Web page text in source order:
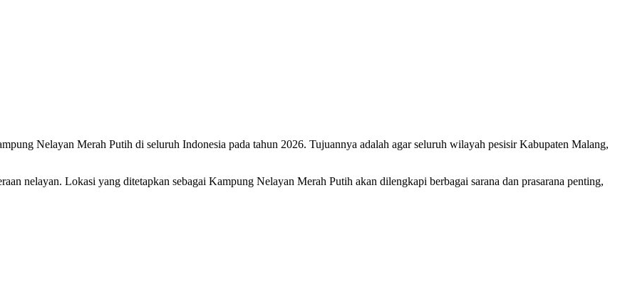
Nelayan Merah Putih di seluruh Indonesia pada tahun 2026. Tujuannya adalah agar seluruh wilayah pesisir Kabupaten Malang,
nelayan. Lokasi yang ditetapkan sebagai Kampung Nelayan Merah Putih akan dilengkapi berbagai sarana dan prasarana penting,